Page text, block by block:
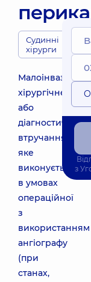
Судинні
хірурги
Малоінвазивне
хірургічне
або
діагностичне
втручання,
яке
виконується
в умовах
операційної
з
використанням
ангіографу
(при
станах,
з